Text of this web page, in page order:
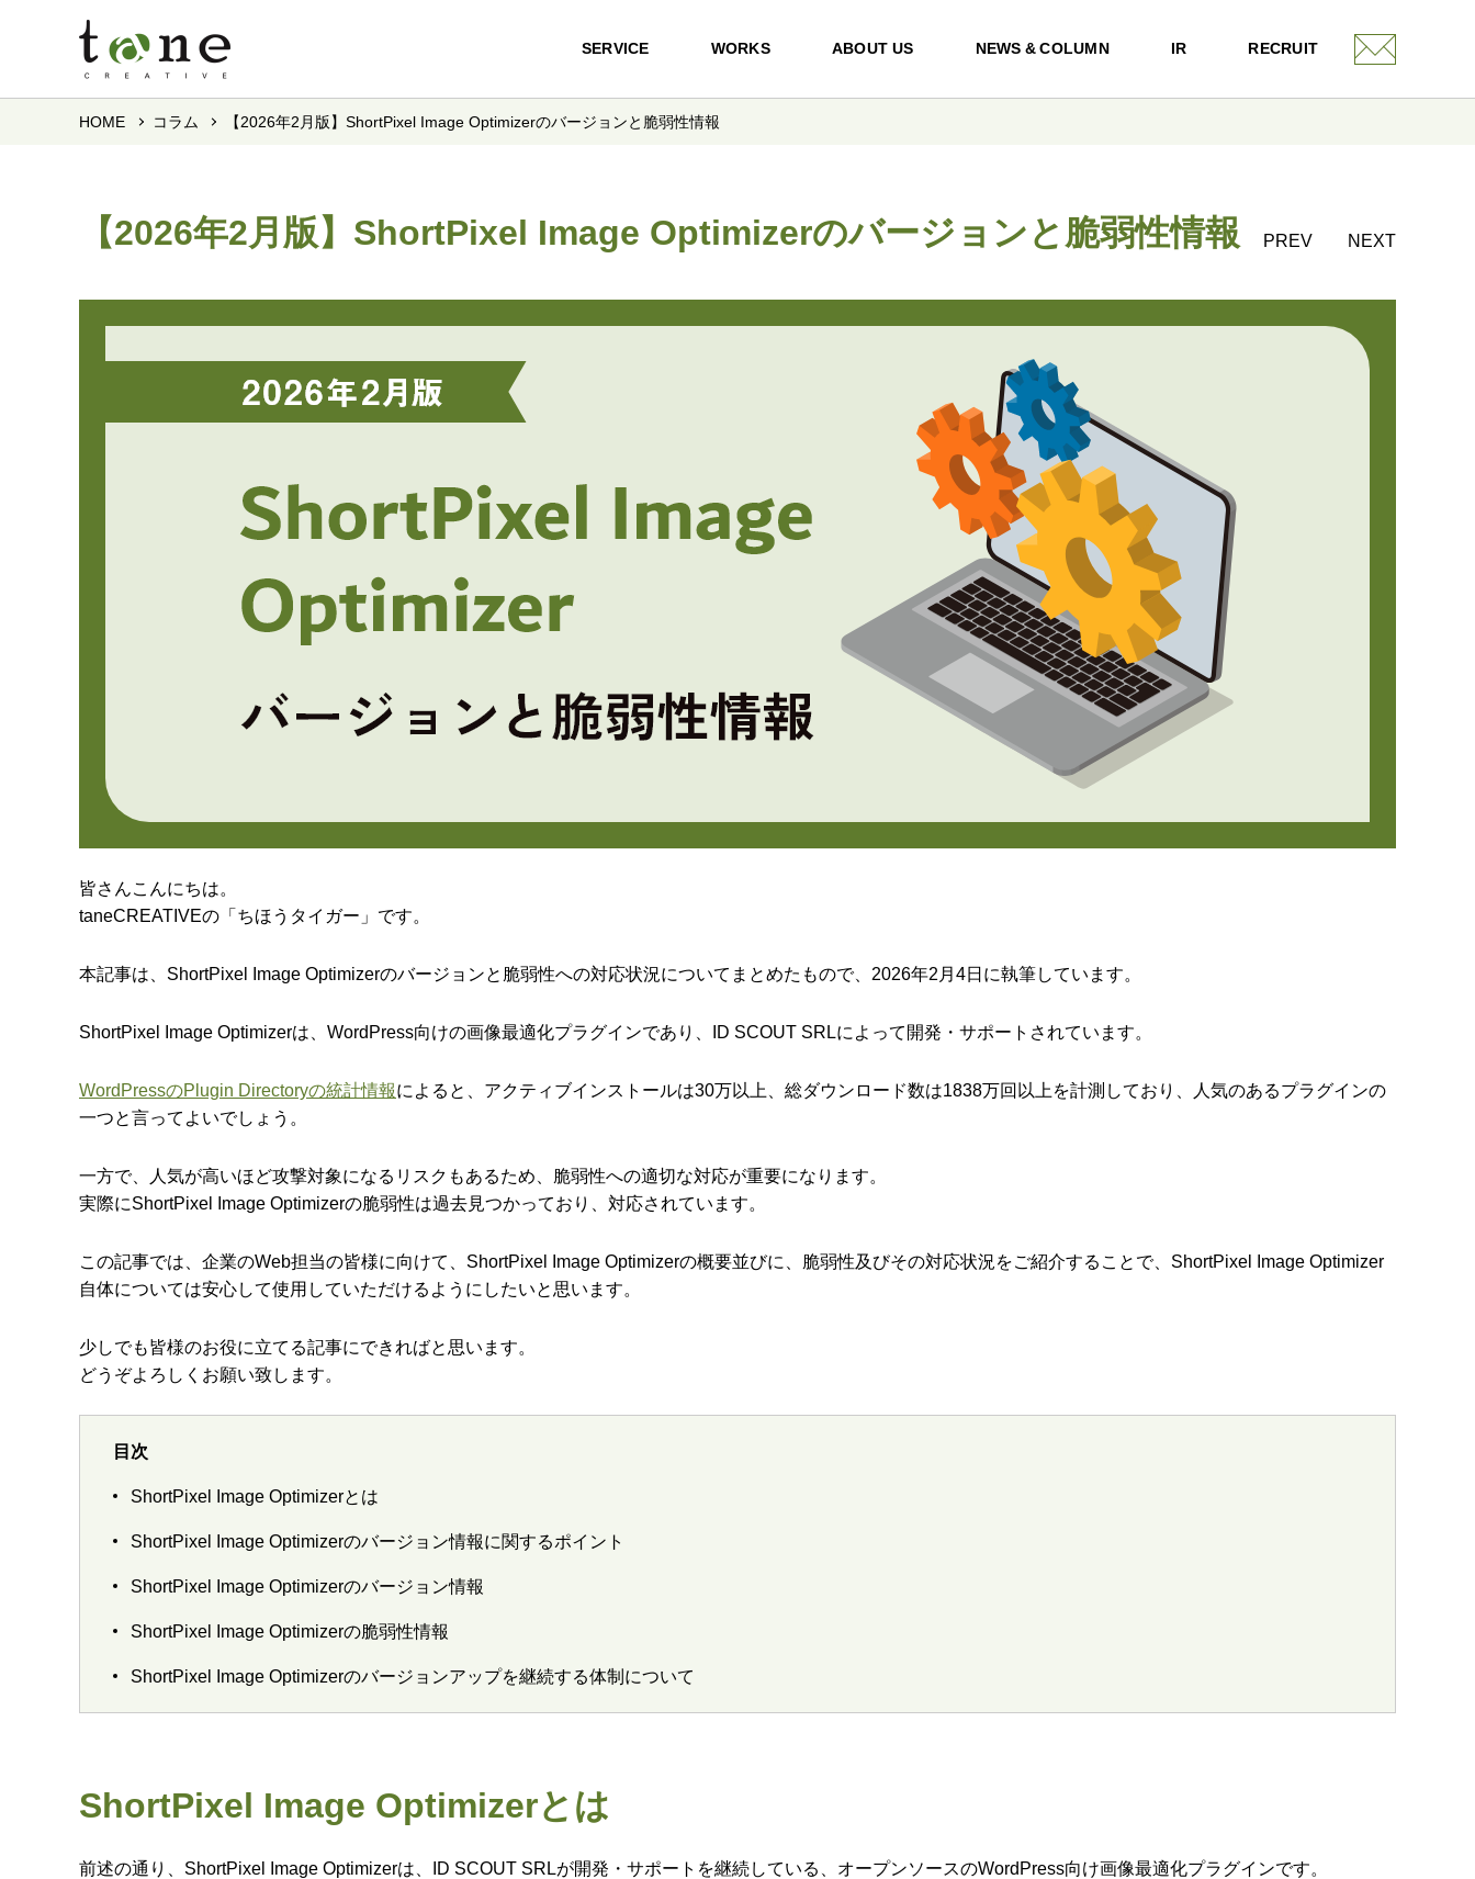
SERVICE WORKS ABOUT US NEWS & COLUMN IR RECRUIT
HOME コラム 【2026年2月版】ShortPixel Image Optimizerのバージョンと脆弱性情報
【2026年2月版】ShortPixel Image Optimizerのバージョンと脆弱性情報 PREV NEXT
皆さんこんにちは。
taneCREATIVEの「ちほうタイガー」です。
本記事は、ShortPixel Image Optimizerのバージョンと脆弱性への対応状況についてまとめたもので、2026年2月4日に執筆しています。
ShortPixel Image Optimizerは、WordPress向けの画像最適化プラグインであり、ID SCOUT SRLによって開発・サポートされています。
WordPressのPlugin Directoryの統計情報によると、アクティブインストールは30万以上、総ダウンロード数は1838万回以上を計測しており、人気のあるプラグインの
一つと言ってよいでしょう。
一方で、人気が高いほど攻撃対象になるリスクもあるため、脆弱性への適切な対応が重要になります。
実際にShortPixel Image Optimizerの脆弱性は過去見つかっており、対応されています。
この記事では、企業のWeb担当の皆様に向けて、ShortPixel Image Optimizerの概要並びに、脆弱性及びその対応状況をご紹介することで、ShortPixel Image Optimizer
自体については安心して使用していただけるようにしたいと思います。
少しでも皆様のお役に立てる記事にできればと思います。
どうぞよろしくお願い致します。
目次
ShortPixel Image Optimizerとは
ShortPixel Image Optimizerのバージョン情報に関するポイント
ShortPixel Image Optimizerのバージョン情報
ShortPixel Image Optimizerの脆弱性情報
ShortPixel Image Optimizerのバージョンアップを継続する体制について
ShortPixel Image Optimizerとは
前述の通り、ShortPixel Image Optimizerは、ID SCOUT SRLが開発・サポートを継続している、オープンソースのWordPress向け画像最適化プラグインです。